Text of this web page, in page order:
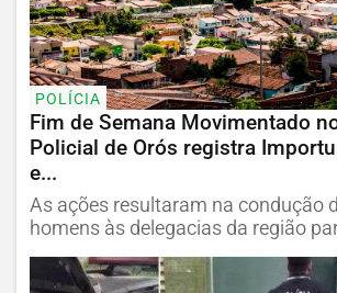
POLÍCIA
Fim de Semana Movimentado
Policial de Orós registra
e...
As ações resultaram na condução
homens às delegacias da região